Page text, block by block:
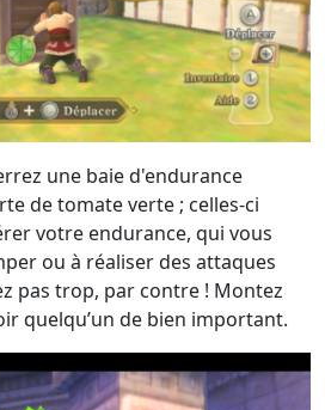
une baie d'endurance
de tomate verte ; celles-ci
votre endurance, qui vous
ou à réaliser des attaques
pas trop, par contre ! Montez
quelqu’un de bien important.